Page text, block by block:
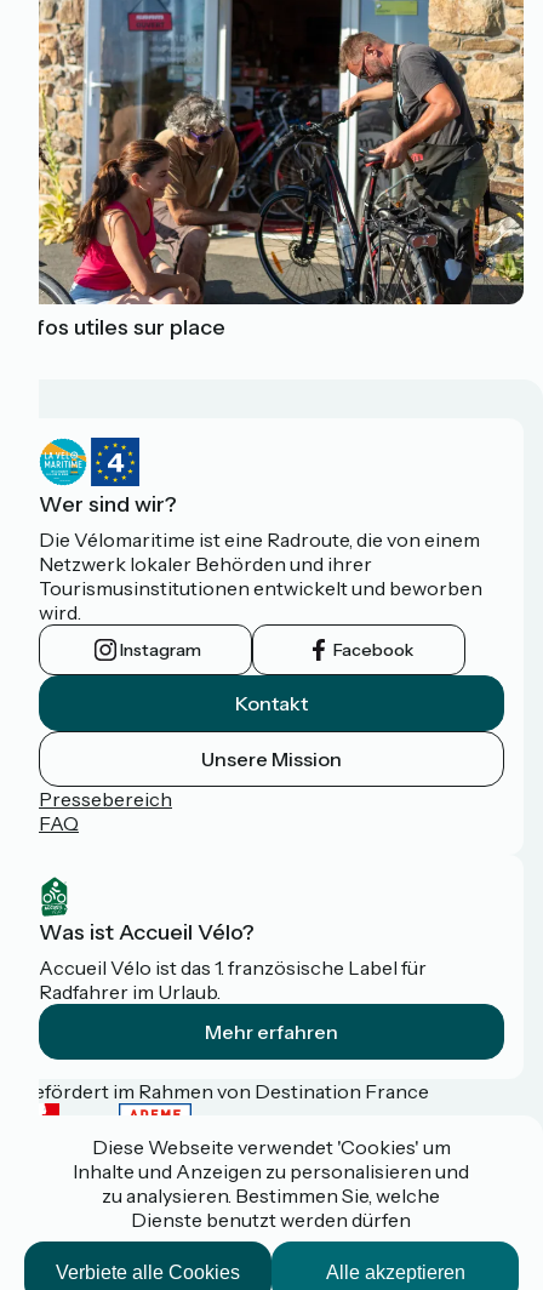
Infos utiles sur place
Wer sind wir?
Die Vélomaritime ist eine Radroute, die von einem
Netzwerk lokaler Behörden und ihrer
Tourismusinstitutionen entwickelt und beworben
wird.
Instagram Facebook
Kontakt
Unsere Mission
Pressebereich
FAQ
Was ist Accueil Vélo?
Accueil Vélo ist das 1. französische Label für
Radfahrer im Urlaub.
Mehr erfahren
Gefördert im Rahmen von Destination France
Espace pro / presse
Plan du site
Mentions légales
Diese Webseite verwendet 'Cookies' um
Inhalte und Anzeigen zu personalisieren und
zu analysieren. Bestimmen Sie, welche
Dienste benutzt werden dürfen
Alle akzeptieren
Verbiete alle Cookies